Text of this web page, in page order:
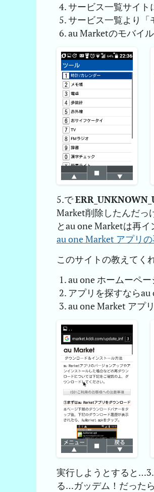
サービス一覧サイト
サービス一覧より「
au Marketのモバイ
5.で
Market削除したんだっ
とau one Marketは再
au one Market アプリ
このサイトの教えてく
au one ホームーペー
アプリを探すならau
au one Market アプ
実行しようとすると
る…ガッデム！だった